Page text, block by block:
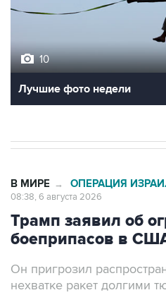
10
Лучшие фото недели
В МИРЕ → ОПЕРАЦИЯ
08:38, 6 августа 2026
Трамп заявил об
боеприпасов в
Он пригрозил
нехватке ракет долгими